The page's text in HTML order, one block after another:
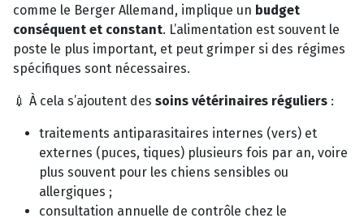
comme le Berger Allemand, implique un budget
conséquent et constant. L’alimentation est souvent le
poste le plus important, et peut grimper si des régimes
spécifiques sont nécessaires.
💉 À cela s’ajoutent des soins vétérinaires réguliers :
traitements antiparasitaires internes (vers) et
externes (puces, tiques) plusieurs fois par an, voire
plus souvent pour les chiens sensibles ou
allergiques ;
consultation annuelle de contrôle chez le